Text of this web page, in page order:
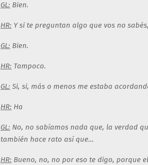
GL: Bien.
HR: Y si te preguntan algo que vos no
GL: Bien.
HR: Tampoco.
GL: Si, si, más o menos me estaba
HR: Ha
GL: No, no sabíamos nada que, la verdad
también hace rato así que…
HR: Bueno, no, no por eso te digo, porque